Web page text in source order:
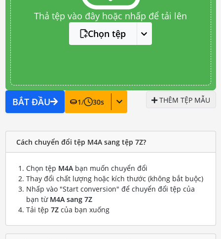
Thả tệp vào đây hoặc nhấp để tải lên
Chọn tệp
BẮT ĐẦU 1/ 30s THÊM TỆP MẪU
Cách chuyển đổi tệp M4A sang tệp 7Z?
Chọn tệp M4Abạn muốn chuyển đổi
Thay đổi chất lượng hoặc kích thước (không bắt buộc)
Nhấp vào "Start conversion" để chuyển đổi tệp của
bạn từ M4A sang 7Z
Tải tệp 7Zcủa bạn xuống